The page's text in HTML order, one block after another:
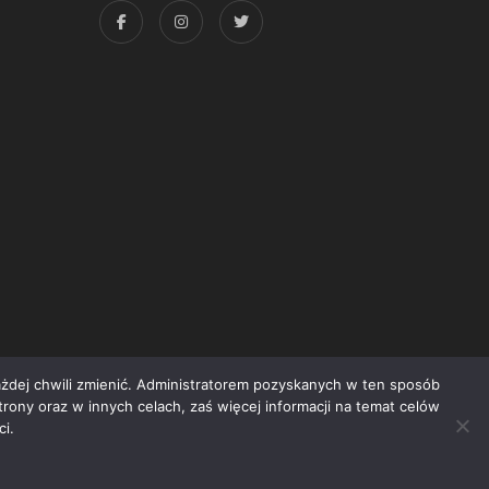
© 2015 Świat Książki. Wszelkie prawa zastrzeżone
chwili zmienić. Administratorem pozyskanych w ten sposób
oraz w innych celach, zaś więcej informacji na temat celów